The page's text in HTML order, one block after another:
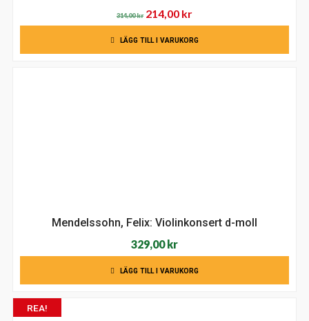
314,00kr Det
ursprungliga
priset
214,00 krDet
nuvarande
priset
LÄGG TILL I VARUKORG
Mendelssohn, Felix: Violinkonsert d-moll
329,00kr
LÄGG TILL I VARUKORG
REA!